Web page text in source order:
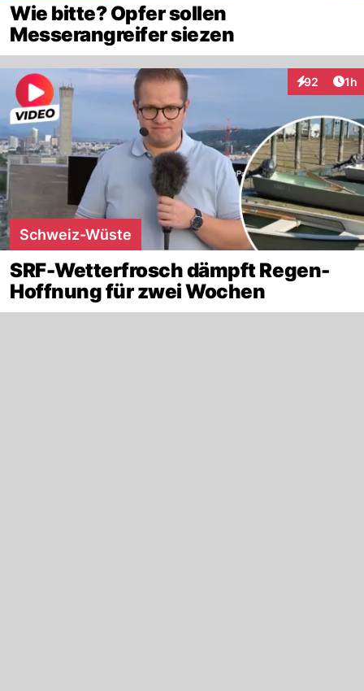
Wie bitte? Opfer sollen
Messerangreifer siezen
92
Interaktionen
1h
Schweiz-Wüste
SRF-Wetterfrosch dämpft Regen-
Hoffnung für zwei Wochen